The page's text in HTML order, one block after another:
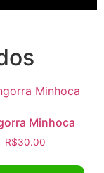
Minhoca
R$30.00